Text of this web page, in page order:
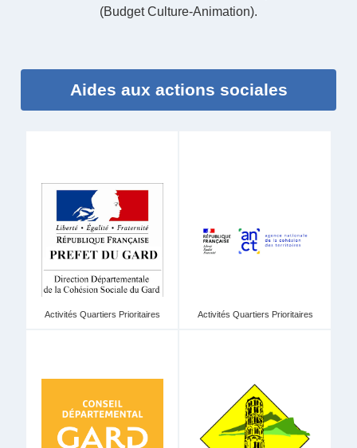
(Budget Culture-Animation).
Aides aux actions sociales
Activités Quartiers Prioritaires Activités Quartiers Prioritaires